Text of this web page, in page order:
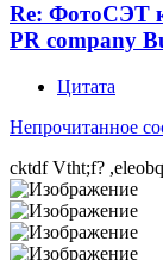
Re: ФотоСЭТ
PR company
Цитата
Непрочитанное
cktdf Vtht;f?